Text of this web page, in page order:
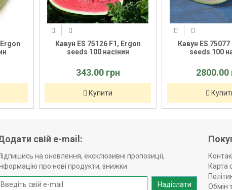
Кавун ES 75126 F1, Ergon
seeds 100 насінин
343.00 грн
Купити
Кавун ES 75077 F1,
seeds 100
2800.00 грн
Купити
свій e-mail:
на оновлення, ексклюзивні пропозиції,
про нові продукти, знижки
Надіслати
Карта
Обмін